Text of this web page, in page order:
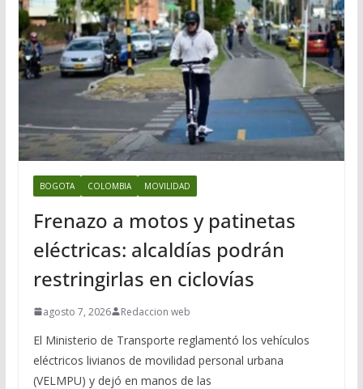
BOGOTA COLOMBIA MOVILIDAD
Frenazo a motos y patinetas
eléctricas: alcaldías podrán
restringirlas en ciclovías
agosto 7, 2026 Redaccion web
El Ministerio de Transporte reglamentó los vehículos
eléctricos livianos de movilidad personal urbana
(VELMPU) y dejó en manos de las